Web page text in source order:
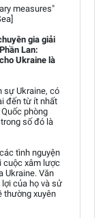
measures"
gia giải
Lan:
Ukraine là
sự Ukraine, có
đến từ ít nhất
phòng
số đó là
tình nguyện
cuộc xâm lược
Ukraine. Văn
của họ và sử
thường xuyên